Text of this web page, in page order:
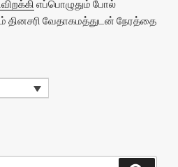
எப்பொழுதும் போல்
தினசரி வேதாகமத்துடன் நேரத்தை